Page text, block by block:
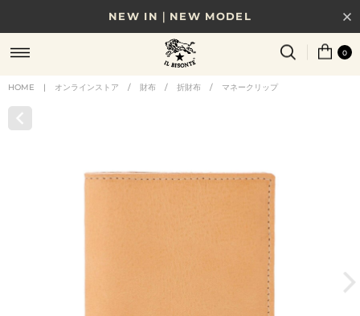
NEW IN｜NEW MODEL
8/17(月)10時まで｜税込11,000円以上で送料無料
贈る相手やシーンから選べる、新しいギフトガイド
0
HOME | オンラインストア / 財布 / 折財布 / マネークリップ